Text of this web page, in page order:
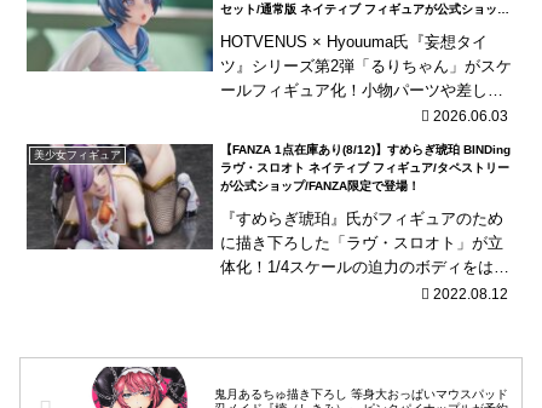
セット/通常版 ネイティブ フィギュアが公式ショップ/
HOTVENUS × Hyouuma氏『妄想タイ
ツ』シリーズ第2弾「るりちゃん」がスケ
ールフィギュア化！小物パーツや差し替
2026.06.03
美少女フィギュア
【FANZA 1点在庫あり(8/12)】すめらぎ琥珀 BINDing
ラヴ・スロオト ネイティブ フィギュア/タペストリー
が公式ショップ/FANZA限定で登場！
『すめらぎ琥珀』氏がフィギュアのため
に描き下ろした「ラヴ・スロオト」が立
体化！1/4スケールの迫力のボディをはち
きれんばかりのボンデージスタイルに身
2022.08.12
鬼月あるちゅ描き下ろし 等身大おっぱいマウスパッド